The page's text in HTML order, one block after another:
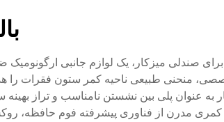
صندلی میزکار، یک لوازم جانبی
منحنی طبیعی ناحیه کمر ستون فقرات را
به عنوان پلی بین نشستن نامناسب و تراز
مدرن از فناوری پیشرفته فوم حافظه،